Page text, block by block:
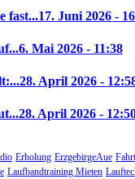
fast...17. Juni 2026 -
6. Mai 2026 - 11:38
28. April 2026 -
28. April 2026 -
Erholung ErzgebirgeAue
Laufbandtraining Mieten